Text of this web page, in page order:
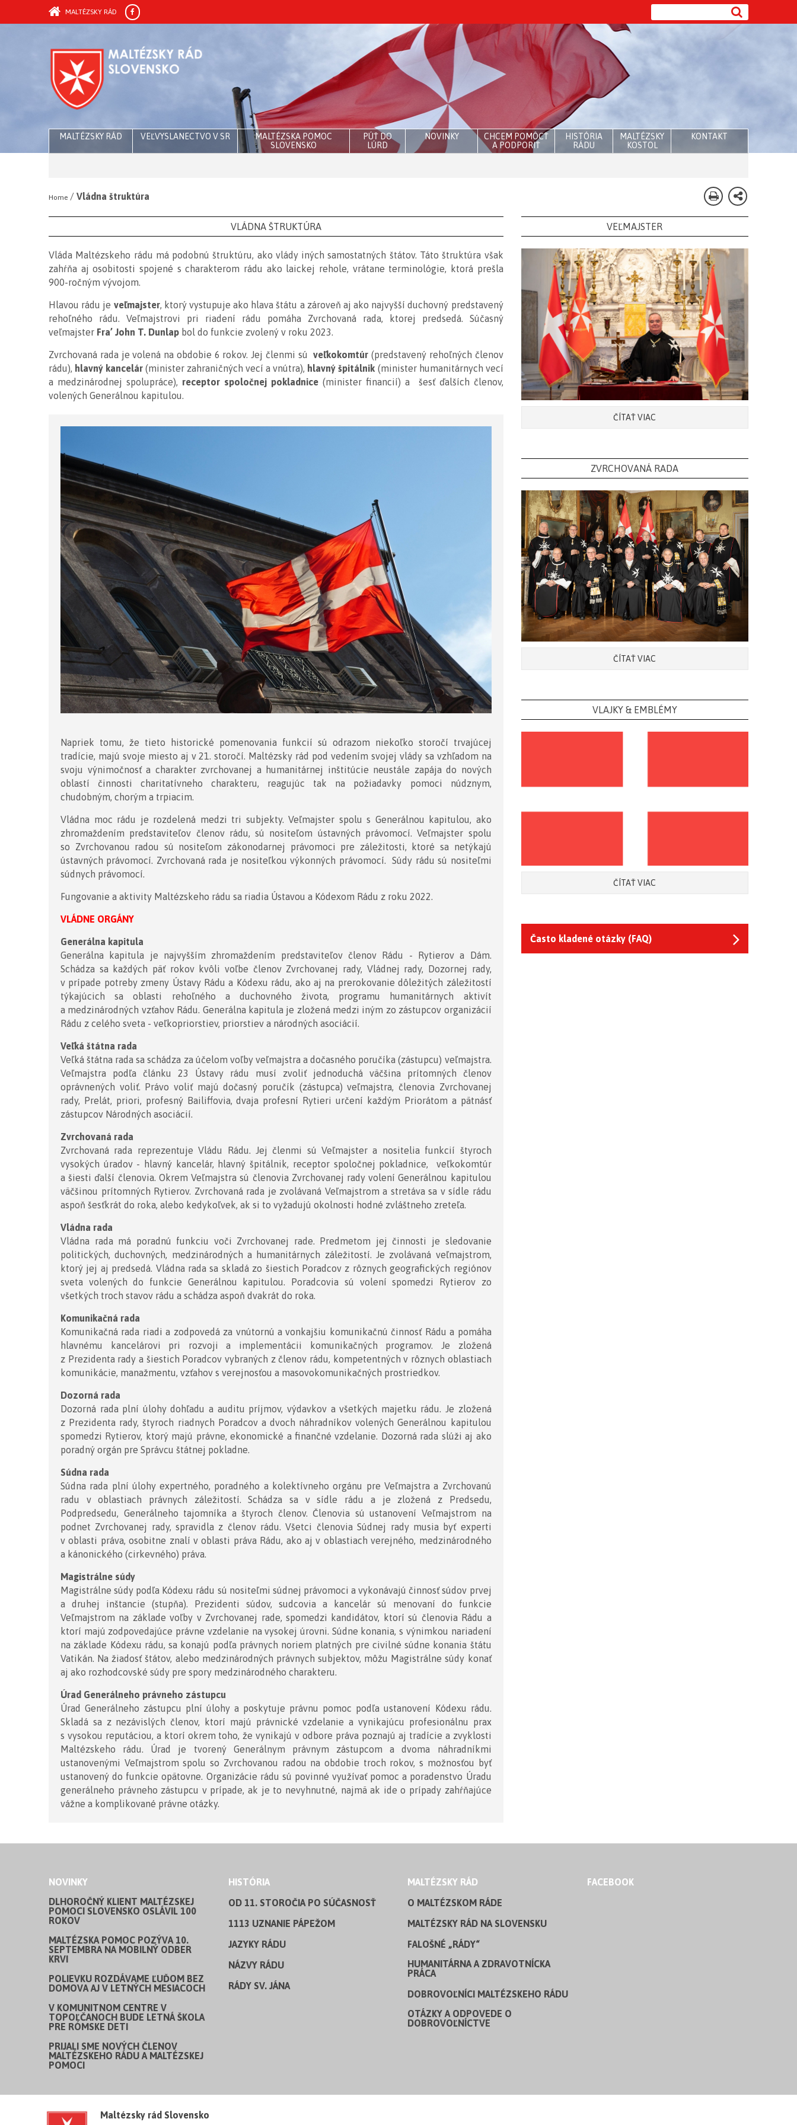
MALTÉZSKY RÁD
MALTÉZSKY RÁD VEĽVYSLANECTVO V SR
MALTÉZSKA POMOC
SLOVENSKO
PÚŤ DO
LÚRD
NOVINKY
CHCEM POMÔCŤ
A PODPORIŤ
HISTÓRIA
RÁDU
MALTÉZSKY
KOSTOL
KONTAKT
Home / Vládna štruktúra
VLÁDNA ŠTRUKTÚRA
Vláda Maltézskeho rádu má podobnú štruktúru, ako vlády iných samostatných štátov. Táto štruktúra však
zahŕňa aj osobitosti spojené s charakterom rádu ako laickej rehole, vrátane terminológie, ktorá prešla
900-ročným vývojom.
Hlavou rádu je veľmajster, ktorý vystupuje ako hlava štátu a zároveň aj ako najvyšší duchovný predstavený
rehoľného rádu. Veľmajstrovi pri riadení rádu pomáha Zvrchovaná rada, ktorej predsedá. Súčasný
veľmajster Fra’ John T. Dunlap bol do funkcie zvolený v roku 2023.
Zvrchovaná rada je volená na obdobie 6 rokov. Jej členmi súveľkokomtúr (predstavený rehoľných členov
rádu), hlavný kancelár (minister zahraničných vecí a vnútra), hlavný špitálnik (minister humanitárnych vecí
a medzinárodnej spolupráce), receptor spoločnej pokladnice (minister financií) a šesť ďalších členov,
volených Generálnou kapitulou.
Napriek tomu, že tieto historické pomenovania funkcií sú odrazom niekoľko storočí trvajúcej
tradície, majú svoje miesto aj v 21. storočí. Maltézsky rád pod vedením svojej vlády sa vzhľadom na
svoju výnimočnosť a charakter zvrchovanej a humanitárnej inštitúcie neustále zapája do nových
oblastí činnosti charitatívneho charakteru, reagujúc tak na požiadavky pomoci núdznym,
chudobným, chorým a trpiacim.
Vládna moc rádu je rozdelená medzi tri subjekty. Veľmajster spolu s Generálnou kapitulou, ako
zhromaždením predstaviteľov členov rádu, sú nositeľom ústavných právomocí. Veľmajster spolu
so Zvrchovanou radou sú nositeľom zákonodarnej právomoci pre záležitosti, ktoré sa netýkajú
ústavných právomocí. Zvrchovaná rada je nositeľkou výkonných právomocí. Súdy rádu sú nositeľmi
súdnych právomocí.
Fungovanie a aktivity Maltézskeho rádu sa riadia Ústavou a Kódexom Rádu z roku 2022.
VLÁDNE ORGÁNY
Generálna kapitula
Generálna kapitula je najvyšším zhromaždením predstaviteľov členov Rádu - Rytierov a Dám.
Schádza sa každých päť rokov kvôli voľbe členov Zvrchovanej rady, Vládnej rady, Dozornej rady,
v prípade potreby zmeny Ústavy Rádu a Kódexu rádu, ako aj na prerokovanie dôležitých záležitostí
týkajúcich sa oblasti rehoľného a duchovného života, programu humanitárnych aktivít
a medzinárodných vzťahov Rádu. Generálna kapitula je zložená medzi iným zo zástupcov organizácií
Rádu z celého sveta - veľkopriorstiev, priorstiev a národných asociácií.
Veľká štátna rada
Veľká štátna rada sa schádza za účelom voľby veľmajstra a dočasného poručíka (zástupcu) veľmajstra.
Veľmajstra podľa článku 23 Ústavy rádu musí zvoliť jednoduchá väčšina prítomných členov
oprávnených voliť. Právo voliť majú dočasný poručík (zástupca) veľmajstra, členovia Zvrchovanej
rady, Prelát, priori, profesný Bailiffovia, dvaja profesní Rytieri určení každým Priorátom a pätnásť
zástupcov Národných asociácií.
Zvrchovaná rada
Zvrchovaná rada reprezentuje Vládu Rádu. Jej členmi sú Veľmajster a nositelia funkcií štyroch
vysokých úradov - hlavný kancelár, hlavný špitálnik, receptor spoločnej pokladnice, veľkokomtúr
a šiesti ďalší členovia. Okrem Veľmajstra sú členovia Zvrchovanej rady volení Generálnou kapitulou
väčšinou prítomných Rytierov. Zvrchovaná rada je zvolávaná Veľmajstrom a stretáva sa v sídle rádu
aspoň šesťkrát do roka, alebo kedykoľvek, ak si to vyžadujú okolnosti hodné zvláštneho zreteľa.
Vládna rada
Vládna rada má poradnú funkciu voči Zvrchovanej rade. Predmetom jej činnosti je sledovanie
politických, duchovných, medzinárodných a humanitárnych záležitostí. Je zvolávaná veľmajstrom,
ktorý jej aj predsedá. Vládna rada sa skladá zo šiestich Poradcov z rôznych geografických regiónov
sveta volených do funkcie Generálnou kapitulou. Poradcovia sú volení spomedzi Rytierov zo
všetkých troch stavov rádu a schádza aspoň dvakrát do roka.
Komunikačná rada
Komunikačná rada riadi a zodpovedá za vnútornú a vonkajšiu komunikačnú činnosť Rádu a pomáha
hlavnému kancelárovi pri rozvoji a implementácii komunikačných programov. Je zložená
z Prezidenta rady a šiestich Poradcov vybraných z členov rádu, kompetentných v rôznych oblastiach
komunikácie, manažmentu, vzťahov s verejnosťou a masovokomunikačných prostriedkov.
Dozorná rada
Dozorná rada plní úlohy dohľadu a auditu príjmov, výdavkov a všetkých majetku rádu. Je zložená
z Prezidenta rady, štyroch riadnych Poradcov a dvoch náhradníkov volených Generálnou kapitulou
spomedzi Rytierov, ktorý majú právne, ekonomické a finančné vzdelanie. Dozorná rada slúži aj ako
poradný orgán pre Správcu štátnej pokladne.
Súdna rada
Súdna rada plní úlohy expertného, poradného a kolektívneho orgánu pre Veľmajstra a Zvrchovanú
radu v oblastiach právnych záležitostí. Schádza sa v sídle rádu a je zložená z Predsedu,
Podpredsedu, Generálneho tajomníka a štyroch členov. Členovia sú ustanovení Veľmajstrom na
podnet Zvrchovanej rady, spravidla z členov rádu. Všetci členovia Súdnej rady musia byť experti
v oblasti práva, osobitne znalí v oblasti práva Rádu, ako aj v oblastiach verejného, medzinárodného
a kánonického (cirkevného) práva.
Magistrálne súdy
Magistrálne súdy podľa Kódexu rádu sú nositeľmi súdnej právomoci a vykonávajú činnosť súdov prvej
a druhej inštancie (stupňa). Prezidenti súdov, sudcovia a kancelár sú menovaní do funkcie
Veľmajstrom na základe voľby v Zvrchovanej rade, spomedzi kandidátov, ktorí sú členovia Rádu a
ktorí majú zodpovedajúce právne vzdelanie na vysokej úrovni. Súdne konania, s výnimkou nariadení
na základe Kódexu rádu, sa konajú podľa právnych noriem platných pre civilné súdne konania štátu
Vatikán. Na žiadosť štátov, alebo medzinárodných právnych subjektov, môžu Magistrálne súdy konať
aj ako rozhodcovské súdy pre spory medzinárodného charakteru.
Úrad Generálneho právneho zástupcu
Úrad Generálneho zástupcu plní úlohy a poskytuje právnu pomoc podľa ustanovení Kódexu rádu.
Skladá sa z nezávislých členov, ktorí majú právnické vzdelanie a vynikajúcu profesionálnu prax
s vysokou reputáciou, a ktorí okrem toho, že vynikajú v odbore práva poznajú aj tradície a zvyklosti
Maltézskeho rádu. Úrad je tvorený Generálnym právnym zástupcom a dvoma náhradníkmi
ustanovenými Veľmajstrom spolu so Zvrchovanou radou na obdobie troch rokov, s možnosťou byť
ustanovený do funkcie opätovne. Organizácie rádu sú povinné využívať pomoc a poradenstvo Úradu
generálneho právneho zástupcu v prípade, ak je to nevyhnutné, najmä ak ide o prípady zahŕňajúce
vážne a komplikované právne otázky.
VEĽMAJSTER
ČÍTAŤ VIAC
ZVRCHOVANÁ RADA
ČÍTAŤ VIAC
VLAJKY & EMBLÉMY
ČÍTAŤ VIAC
Často kladené otázky (FAQ)
NOVINKY
DLHOROČNÝ KLIENT MALTÉZSKEJ
POMOCI SLOVENSKO OSLÁVIL 100
ROKOV
MALTÉZSKA POMOC POZÝVA 10.
SEPTEMBRA NA MOBILNÝ ODBER
KRVI
POLIEVKU ROZDÁVAME ĽUĎOM BEZ
DOMOVA AJ V LETNÝCH MESIACOCH
V KOMUNITNOM CENTRE V
TOPOĽČANOCH BUDE LETNÁ ŠKOLA
PRE RÓMSKE DETI
PRIJALI SME NOVÝCH ČLENOV
MALTÉZSKEHO RÁDU A MALTÉZSKEJ
POMOCI
HISTÓRIA
OD 11. STOROČIA PO SÚČASNOSŤ
1113 UZNANIE PÁPEŽOM
JAZYKY RÁDU
NÁZVY RÁDU
RÁDY SV. JÁNA
MALTÉZSKY RÁD
O MALTÉZSKOM RÁDE
MALTÉZSKY RÁD NA SLOVENSKU
FALOŠNÉ „RÁDY“
HUMANITÁRNA A ZDRAVOTNÍCKA
PRÁCA
DOBROVOĽNÍCI MALTÉZSKEHO RÁDU
OTÁZKY A ODPOVEDE O
DOBROVOĽNÍCTVE
FACEBOOK
Maltézsky rád Slovensko